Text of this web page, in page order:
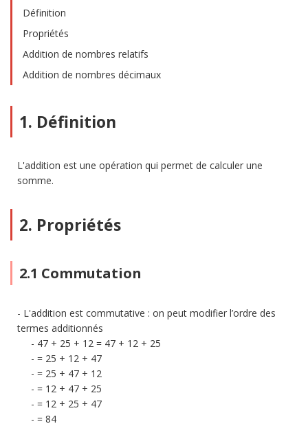
Définition
Propriétés
Addition de nombres relatifs
Addition de nombres décimaux
1. Définition
L'addition est une opération qui permet de calculer une
somme.
2. Propriétés
2.1 Commutation
L'addition est commutative : on peut modifier l’ordre des
termes additionnés
47 + 25 + 12 = 47 + 12 + 25
= 25 + 12 + 47
= 25 + 47 + 12
= 12 + 47 + 25
= 12 + 25 + 47
= 84